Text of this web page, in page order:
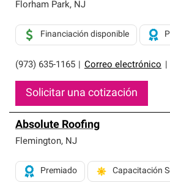
Florham Park, NJ
(973) 635-1165 Correo electrónico
Financiación disponible
Solicitar una cotización
Absolute Roofing
Flemington, NJ
Premiado Capacitación